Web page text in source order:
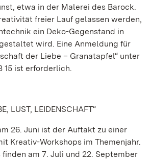
etwa in der Malerei des Barock.
freier Lauf gelassen werden,
ein Deko-Gegenstand in
wird. Eine Anmeldung für
der Liebe – Granatapfel“ unter
15 ist erforderlich.
LUST, LEIDENSCHAFT“
26. Juni ist der Auftakt zu einer
Kreativ-Workshops im Themenjahr.
am 7. Juli und 22. September